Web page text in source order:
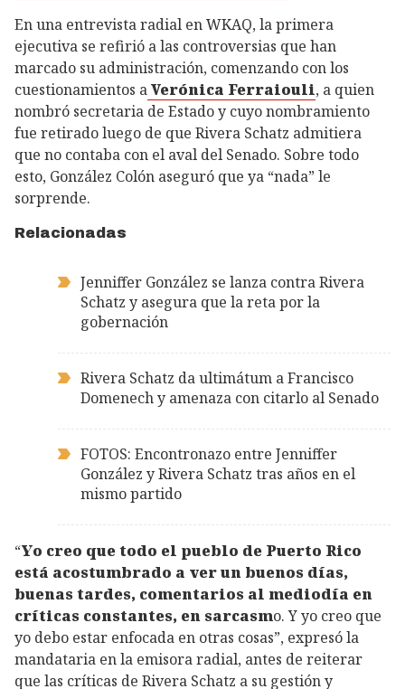
En una entrevista radial en WKAQ, la primera
ejecutiva se refirió a las controversias que han
marcado su administración, comenzando con los
cuestionamientos aVerónica Ferraiouli, a quien
nombró secretaria de Estado y cuyo nombramiento
fue retirado luego de que Rivera Schatz admitiera
que no contaba con el aval del Senado. Sobre todo
esto, González Colón aseguró que ya “nada” le
sorprende.
Relacionadas
Jenniffer González se lanza contra Rivera
Schatz y asegura que la reta por la
gobernación
Rivera Schatz da ultimátum a Francisco
Domenech y amenaza con citarlo al Senado
FOTOS: Encontronazo entre Jenniffer
González y Rivera Schatz tras años en el
mismo partido
“Yo creo que todo el pueblo de Puerto Rico
está acostumbrado a ver un buenos días,
buenas tardes, comentarios al mediodía en
críticas constantes, en sarcasmo. Y yo creo que
yo debo estar enfocada en otras cosas”, expresó la
mandataria en la emisora radial, antes de reiterar
que las críticas de Rivera Schatz a su gestión y